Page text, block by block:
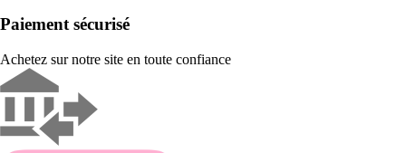
Paiement sécurisé
Achetez sur notre site en toute confiance